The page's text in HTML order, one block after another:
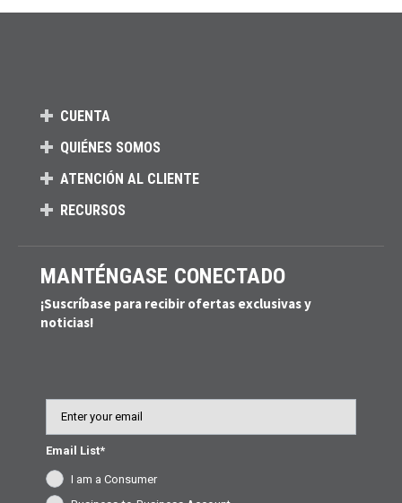
CUENTA
QUIÉNES SOMOS
ATENCIÓN AL CLIENTE
RECURSOS
MANTÉNGASE CONECTADO
¡Suscríbase para recibir ofertas exclusivas y
noticias!
Email List*
I am a Consumer